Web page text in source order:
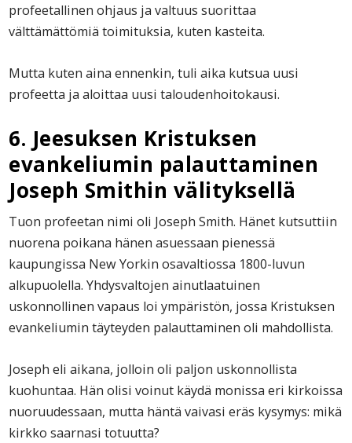
profeetallinen ohjaus ja valtuus suorittaa
välttämättömiä toimituksia, kuten kasteita.
Mutta kuten aina ennenkin, tuli aika kutsua uusi
profeetta ja aloittaa uusi taloudenhoitokausi.
6. Jeesuksen Kristuksen
evankeliumin palauttaminen
Joseph Smithin välityksellä
Tuon profeetan nimi oli Joseph Smith. Hänet kutsuttiin
nuorena poikana hänen asuessaan pienessä
kaupungissa New Yorkin osavaltiossa 1800-luvun
alkupuolella. Yhdysvaltojen ainutlaatuinen
uskonnollinen vapaus loi ympäristön, jossa Kristuksen
evankeliumin täyteyden palauttaminen oli mahdollista.
Joseph eli aikana, jolloin oli paljon uskonnollista
kuohuntaa. Hän olisi voinut käydä monissa eri kirkoissa
nuoruudessaan, mutta häntä vaivasi eräs kysymys: mikä
kirkko saarnasi totuutta?